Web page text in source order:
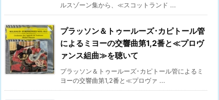
ルスゾーン集から、≪スコットランド ...
プラッソン＆トゥールーズ･カピトール管
によるミヨーの交響曲第1,2番と≪プロヴ
ァンス組曲≫を聴いて
プラッソン＆トゥールーズ･カピトール管によるミ
ヨーの交響曲第1,2番と≪プロヴァ ...